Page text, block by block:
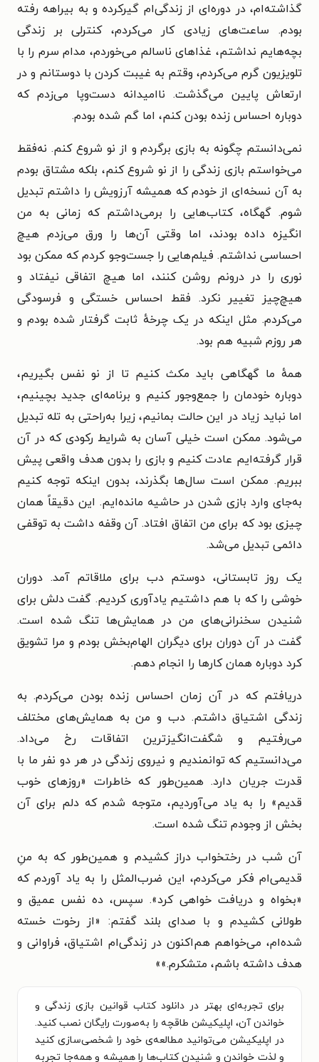
گذاشته‌ام، در دوره‌ای از زندگی‌ام گیرکرده و به بیراهه رفته
بودم. ساعت‌های زیادی کار می‌کردم، کنترلی بر زندگی
بچه‌هایم نداشتم، غذاهای ناسالم می‌خوردم، مدام سرم را با
تلویزیون گرم می‌کردم، وقتم به غیبت کردن با دوستانم و در
ارتعاش پایین می‌گذشت. ناامیدانه دست‌وپا می‌زدم که
دوباره احساس زنده بودن کنم، اما گم شده بودم.
نمی‌دانستم چگونه به بازی برگردم و از نو شروع کنم. نه‌فقط
می‌خواستم بازی زندگی را از نو شروع کنم، بلکه مشتاق بودم
به آن نسخه‌ای از خودم که همیشه آرزویش را داشتم تبدیل
شوم. گهگاه، کتاب‌هایی را برمی‌داشتم که زمانی به من
انگیزه داده بودند، اما وقتی آن‌ها را ورق می‌زدم هیچ
احساسی نداشتم. فیلم‌هایی را جست‌وجو کردم که ممکن بود
نوری را در درونم روشن کنند، اما هیچ اتفاقی نیفتاد و
هیچ‌چیز تغییر نکرد. فقط احساس خستگی و فرسودگی
می‌کردم. مثل اینکه در یک چرخهٔ ثابت گرفتار شده بودم و
هر روزم شبیه هم بود.
همهٔ ما گهگاهی باید مکث کنیم تا از نو نفس بگیریم،
دوباره خودمان را جمع‌وجور کنیم و برنامه‌ای جدید بچینیم،
اما نباید زیاد در این حالت بمانیم، زیرا به‌راحتی به تله تبدیل
می‌شود. ممکن است خیلی آسان به شرایط رکودی که در آن
قرار گرفته‌ایم عادت کنیم و بازی را بدون هدف واقعی پیش
ببریم. ممکن است سال‌ها بگذرند، بدون اینکه توجه کنیم
به‌جای وارد بازی شدن در حاشیه مانده‌ایم. این دقیقاً همان
چیزی بود که برای من اتفاق افتاد. آن وقفه داشت به توقفی
دائمی تبدیل می‌شد.
یک روز تابستانی، دوستم دب برای ملاقاتم آمد. دوران
خوشی را که با هم داشتیم یادآوری کردیم. گفت دلش برای
شنیدن سخنرانی‌های من در همایش‌ها تنگ شده است.
گفت در آن دوران برای دیگران الهام‌بخش بودم و مرا تشویق
کرد دوباره همان کارها را انجام دهم.
دریافتم که در آن زمان احساس زنده بودن می‌کردم. به
زندگی اشتیاق داشتم. دب و من به همایش‌های مختلف
می‌رفتیم و شگفت‌انگیزترین اتفاقات رخ می‌داد.
می‌دانستیم که توانمندیم و نیروی زندگی در هر دو نفر ما با
قدرت جریان دارد. همین‌طور که خاطرات «روزهای خوب
قدیم» را به یاد می‌آوردیم، متوجه شدم که دلم برای آن
بخش از وجودم تنگ شده است.
آن شب در رختخواب دراز کشیدم و همین‌طور که به منِ
قدیمی‌ام فکر می‌کردم، این ضرب‌المثل را به یاد آوردم که
«بخواه و دریافت خواهی کرد». سپس، ده نفس عمیق و
طولانی کشیدم و با صدای بلند گفتم: «از رخوت خسته
شده‌ام، می‌خواهم هم‌اکنون در زندگی‌ام اشتیاق، فراوانی و
هدف داشته باشم، متشکرم.»»
برای تجربه‌ای بهتر در دانلود کتاب قوانین بازی زندگی و
خواندن آن، اپلیکیشن طاقچه را به‌صورت رایگان نصب کنید.
در اپلیکیشن می‌توانید مطالعه‌ی خود را شخصی‌سازی کنید
و لذت خواندن و شنیدن کتاب‌ها را همیشه و همه‌جا تجربه